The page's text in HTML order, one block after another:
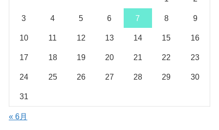
3 4 5 6 7 8 9
10 11 12 13 14 15 16
17 18 19 20 21 22 23
24 25 26 27 28 29 30
31
« 6月